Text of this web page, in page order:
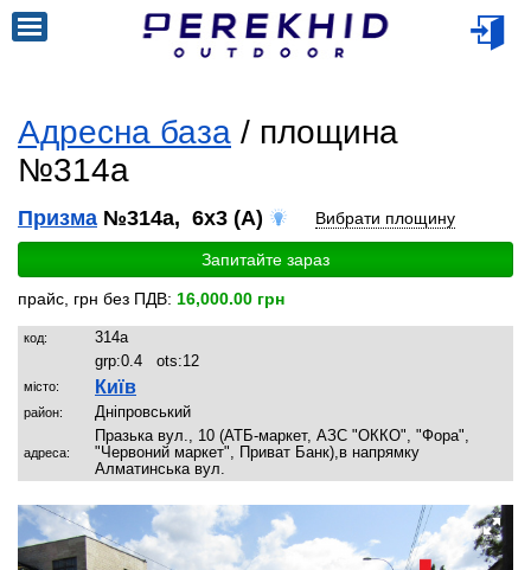
Адресна база / площина
№314a
Призма №314a, 6x3 (A) Вибрати площину
Запитайте зараз
прайс, грн без ПДВ: 16,000.00 грн
код:
314a
grp:0.4 ots:12
місто: Київ
район: Дніпровський
адреса:
Празька вул., 10 (АТБ-маркет, АЗС "ОККО", "Фора",
"Червоний маркет", Приват Банк),в напрямку
Алматинська вул.